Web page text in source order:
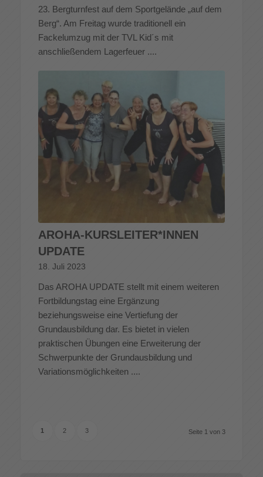
23. Bergturnfest auf dem Sportgelände „auf dem
Berg“. Am Freitag wurde traditionell ein
Fackelumzug mit der TVL Kid´s mit
anschließendem Lagerfeuer ....
AROHA-KURSLEITER*INNEN
UPDATE
18. Juli 2023
Das AROHA UPDATE stellt mit einem weiteren
Fortbildungstag eine Ergänzung
beziehungsweise eine Vertiefung der
Grundausbildung dar. Es bietet in vielen
praktischen Übungen eine Erweiterung der
Schwerpunkte der Grundausbildung und
Variationsmöglichkeiten ....
Seite 1 von 3
1 2 3